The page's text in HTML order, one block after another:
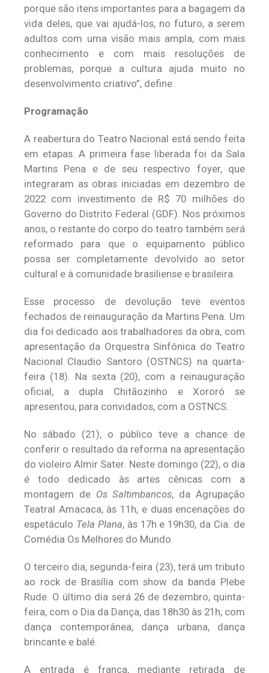
porque são itens importantes para a bagagem da
vida deles, que vai ajudá-los, no futuro, a serem
adultos com uma visão mais ampla, com mais
conhecimento e com mais resoluções de
problemas, porque a cultura ajuda muito no
desenvolvimento criativo”, define.
Programação
A reabertura do Teatro Nacional está sendo feita
em etapas. A primeira fase liberada foi da Sala
Martins Pena e de seu respectivo foyer, que
integraram as obras iniciadas em dezembro de
2022 com investimento de R$ 70 milhões do
Governo do Distrito Federal (GDF). Nos próximos
anos, o restante do corpo do teatro também será
reformado para que o equipamento público
possa ser completamente devolvido ao setor
cultural e à comunidade brasiliense e brasileira.
Esse processo de devolução teve eventos
fechados de reinauguração da Martins Pena. Um
dia foi dedicado aos trabalhadores da obra, com
apresentação da Orquestra Sinfônica do Teatro
Nacional Claudio Santoro (OSTNCS) na quarta-
feira (18). Na sexta (20), com a reinauguração
oficial, a dupla Chitãozinho e Xororó se
apresentou, para convidados, com a OSTNCS.
No sábado (21), o público teve a chance de
conferir o resultado da reforma na apresentação
do violeiro Almir Sater. Neste domingo (22), o dia
é todo dedicado às artes cênicas com a
montagem de Os Saltimbancos, da Agrupação
Teatral Amacaca, às 11h, e duas encenações do
espetáculo Tela Plana, às 17h e 19h30, da Cia. de
Comédia Os Melhores do Mundo.
O terceiro dia, segunda-feira (23), terá um tributo
ao rock de Brasília com show da banda Plebe
Rude. O último dia será 26 de dezembro, quinta-
feira, com o Dia da Dança, das 18h30 às 21h, com
dança contemporânea, dança urbana, dança
brincante e balé.
A entrada é franca, mediante retirada de